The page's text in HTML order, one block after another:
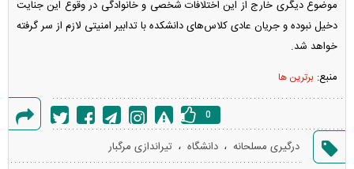
موضوع دیگری خارج از این اختلافات شخصی و خانوادگی در وقوع این جنایت
دخیل نبوده و جریان عادی کلاس‌های دانشکده با تدابیر امنیتی لازم از سر گرفته
خواهد شد.
منبع: برترین ها
گزارش
خطا
0
درگیری مسلحانه ، دانشگاه ، تیراندازی مرگبار